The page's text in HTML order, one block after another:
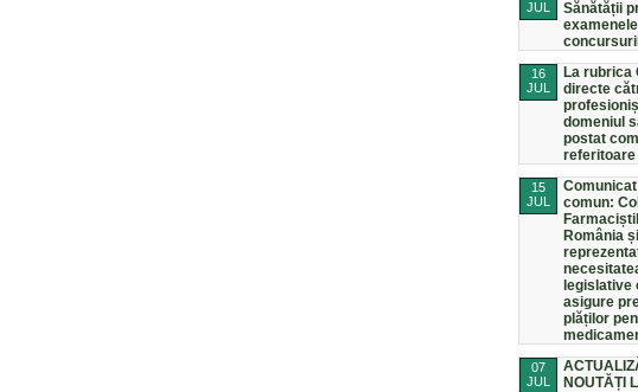
JUL
Sănătății
16
JUL
La rubrica
directe
domeniul
postat
referitoare
15
JUL
comun:
România
legislative
asigure
plăților
07
JUL
NOUTĂȚI